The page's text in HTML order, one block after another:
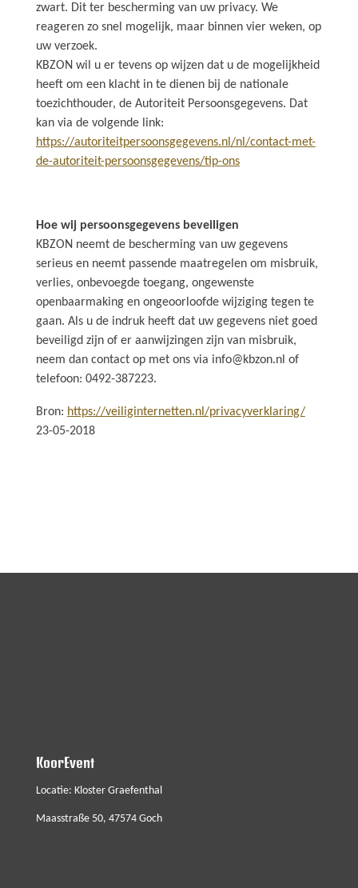
zwart. Dit ter bescherming van uw privacy. We
reageren zo snel mogelijk, maar binnen vier weken, op
uw verzoek.
KBZON wil u er tevens op wijzen dat u de mogelijkheid
heeft om een klacht in te dienen bij de nationale
toezichthouder, de Autoriteit Persoonsgegevens. Dat
kan via de volgende link:
https://autoriteitpersoonsgegevens.nl/nl/contact-met-
de-autoriteit-persoonsgegevens/tip-ons
Hoe wij persoonsgegevens beveiligen
KBZON neemt de bescherming van uw gegevens
serieus en neemt passende maatregelen om misbruik,
verlies, onbevoegde toegang, ongewenste
openbaarmaking en ongeoorloofde wijziging tegen te
gaan. Als u de indruk heeft dat uw gegevens niet goed
beveiligd zijn of er aanwijzingen zijn van misbruik,
neem dan contact op met ons via info@kbzon.nl of
telefoon: 0492-387223.
Bron: https://veiliginternetten.nl/privacyverklaring/
23-05-2018
KoorEvent
Locatie: Kloster Graefenthal
Maasstraße 50, 47574 Goch